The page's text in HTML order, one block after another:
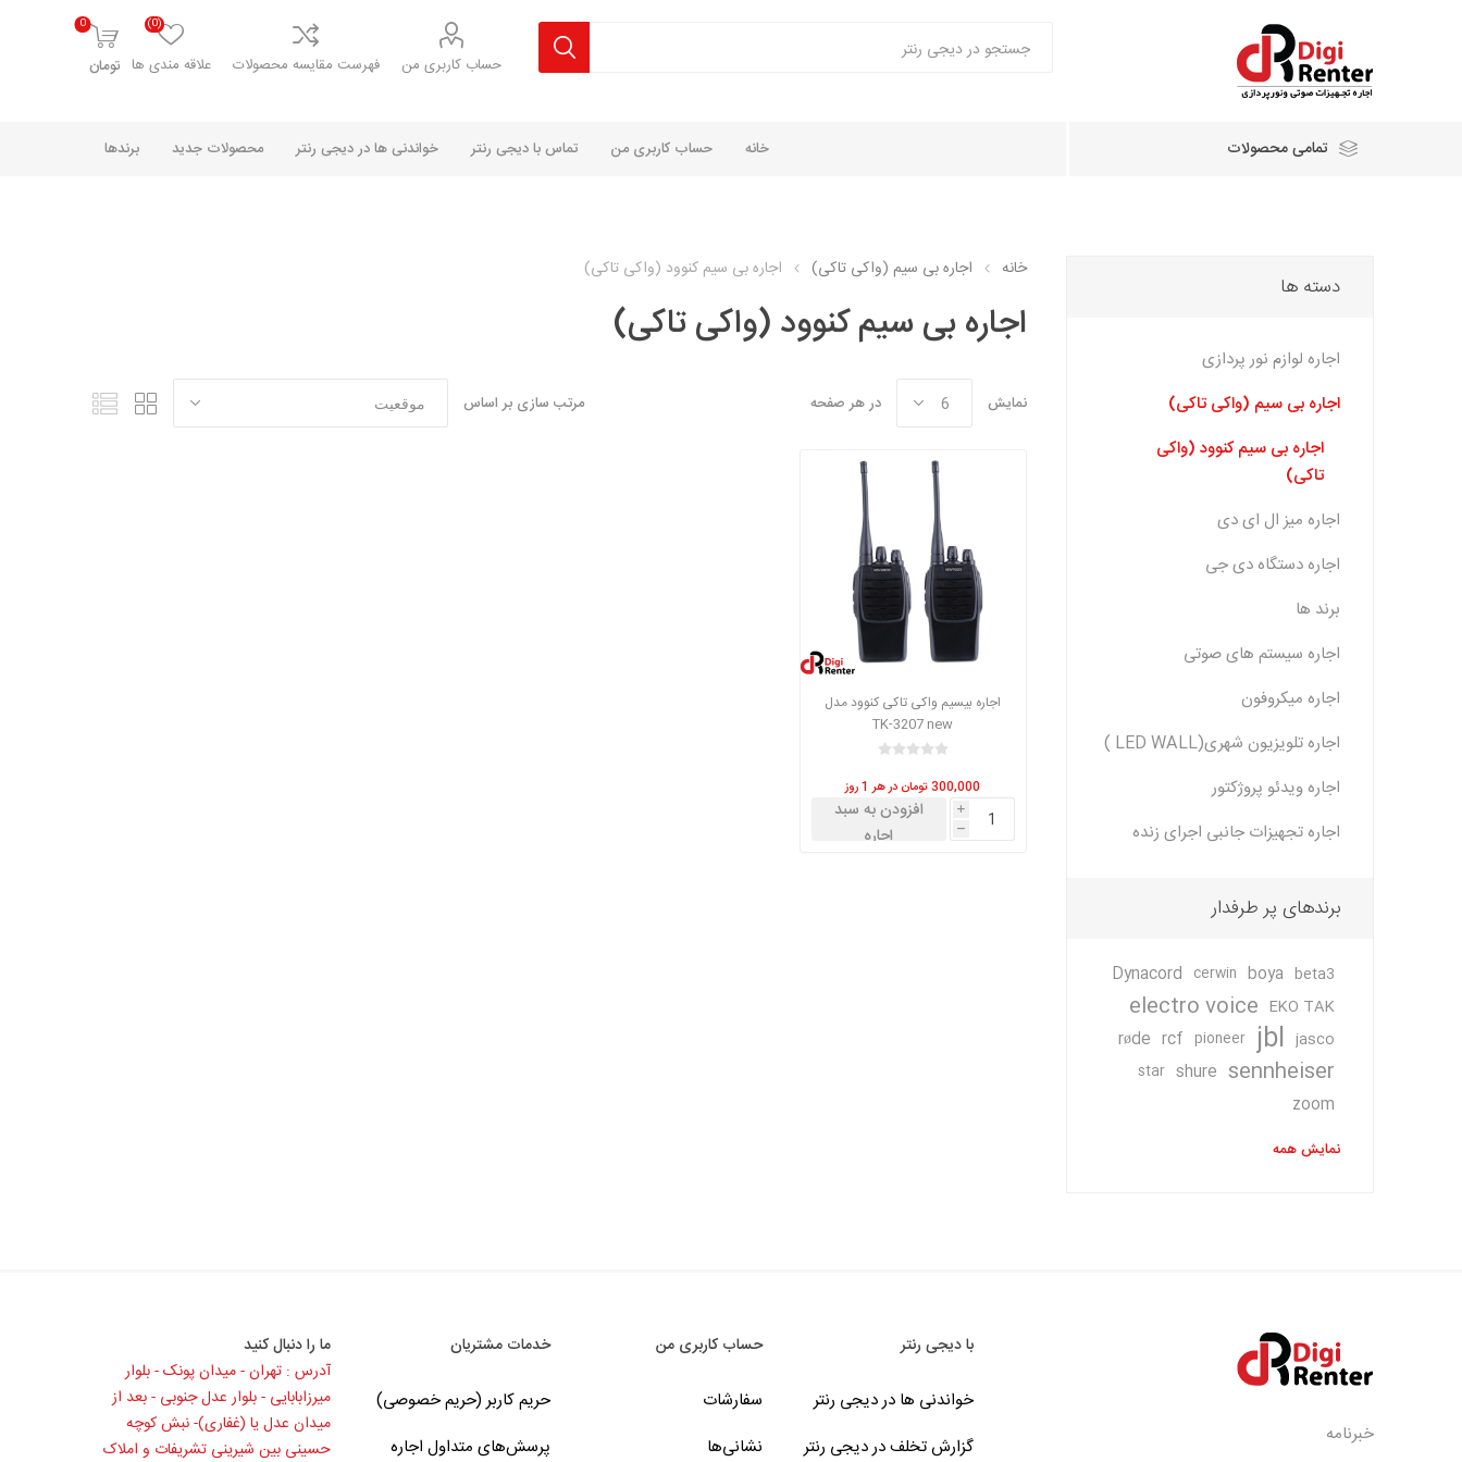
حساب کاربری من فهرست مقایسه محصولات علاقه مندی ها
(0)
0
تومان
تمامی محصولات خانه حساب کاربری من تماس با دیجی رنتر خواندنی ها در دیجی رنتر محصولات جدید برندها
خانه اجاره بی سیم (واکی تاکی) اجاره بی سیم کنوود (واکی تاکی)
اجاره بی سیم کنوود (واکی تاکی)
مرتب سازی بر اساس نمایش در هر صفحه
اجاره بیسیم واکی تاکی کنوود مدل
TK-3207 new
300,000 تومان در هر 1 روز
i
h
افزودن به سبد
اجاره
دسته ها
اجاره لوازم نور پردازی
اجاره بی سیم (واکی تاکی)
اجاره بی سیم کنوود (واکی
تاکی)
اجاره میز ال ای دی
اجاره دستگاه دی جی
برند ها
اجاره سیستم های صوتی
اجاره میکروفون
اجاره تلویزیون شهری(LED WALL )
اجاره ویدئو پروژکتور
اجاره تجهیزات جانبی اجرای زنده
برندهای پر طرفدار
beta3
boya
cerwin
Dynacord
EKO TAK
electro voice
jasco
jbl
pioneer
rcf
røde
sennheiser
shure
star
zoom
نمایش همه
خبرنامه
با دیجی رنتر
خواندنی ها در دیجی رنتر
گزارش تخلف در دیجی رنتر
حساب کاربری من
سفارشات
نشانی‌ها
خدمات مشتریان
حریم کاربر (حریم خصوصی)
پرسش‌های متداول اجاره
ما را دنبال کنید
آدرس : تهران - میدان پونک - بلوار
میرزابابایی - بلوار عدل جنوبی - بعد از
میدان عدل یا (غفاری)- نبش کوچه
حسینی بین شیرینی تشریفات و املاک